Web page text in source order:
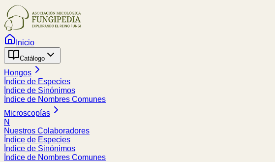
Inicio
Catálogo
Hongos
Índice de Especies
Índice de Sinónimos
Índice de Nombres Comunes
Microscopías
N
Nuestros Colaboradores
Índice de Especies
Índice de Sinónimos
Índice de Nombres Comunes